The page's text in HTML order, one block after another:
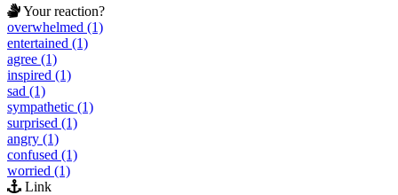
Your reaction?
overwhelmed (1)
entertained (1)
agree (1)
inspired (1)
sad (1)
sympathetic (1)
surprised (1)
angry (1)
confused (1)
worried (1)
Link